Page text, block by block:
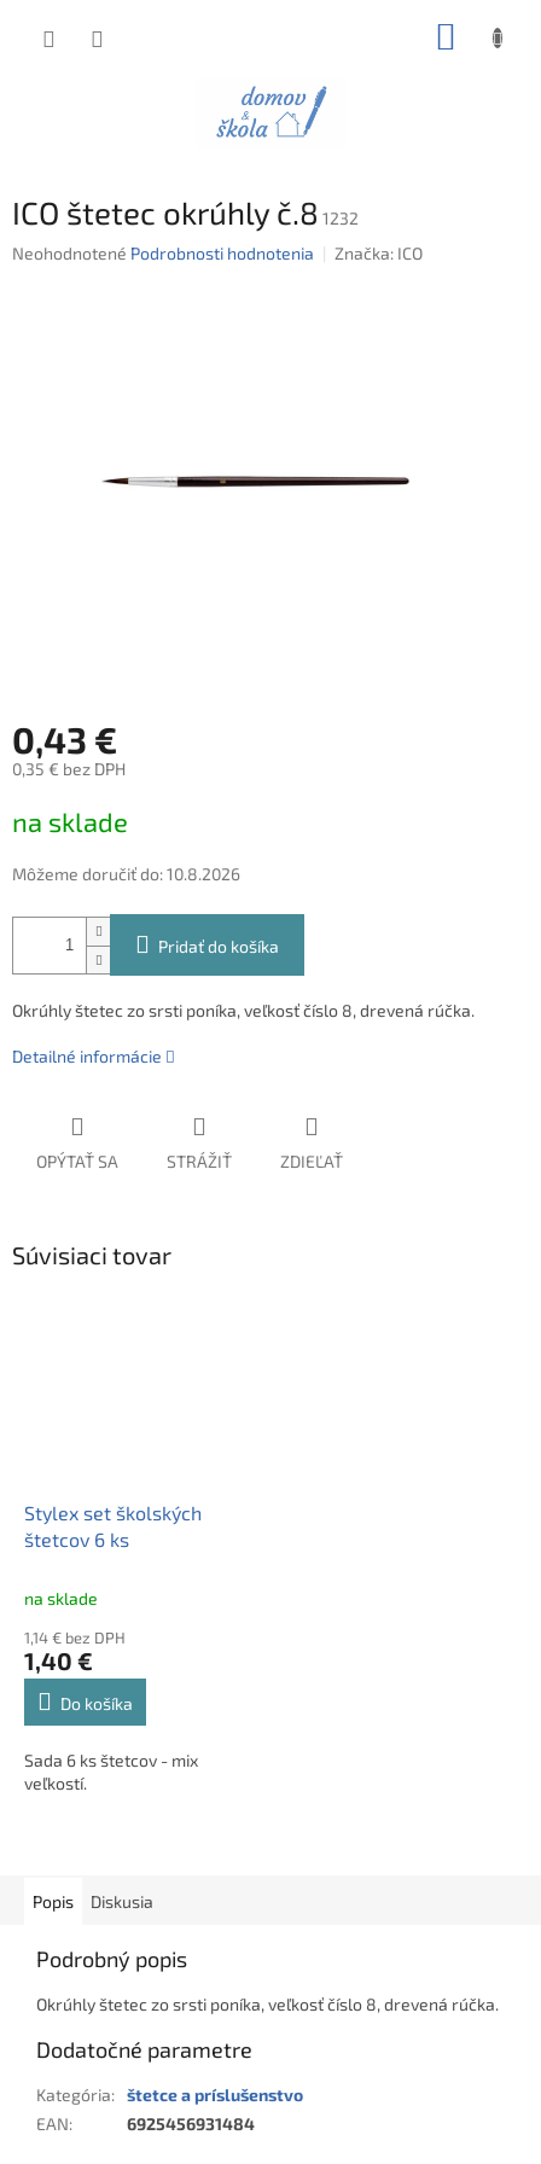
ICO štetec okrúhly č.8 1232
Priemerné
Neohodnotené Podrobnosti hodnotenia Značka: ICO
0,43 €
0,35 € bez DPH
cena:
na sklade
Môžeme doručiť do:10.8.2026
Pridať do košíka
Okrúhly štetec zo srsti poníka, veľkosť číslo 8, drevená rúčka.
Detailné informácie
OPÝTAŤ SA STRÁŽIŤ ZDIEĽAŤ
Súvisiaci tovar
Stylex set školských
štetcov 6 ks
na sklade
1,14 € bez DPH
1,40 €
Do košíka
Sada 6 ks štetcov - mix
veľkostí.
Popis Diskusia
Podrobný popis
Okrúhly štetec zo srsti poníka, veľkosť číslo 8, drevená rúčka.
Dodatočné parametre
Kategória: štetce a príslušenstvo
EAN: 6925456931484